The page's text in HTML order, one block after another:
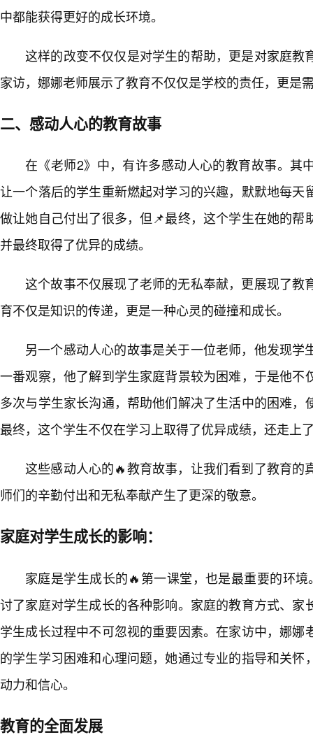
中都能获得更好的成长环境。
这样的改变不仅仅是对学生的帮助，更是对家庭教
家访，娜娜老师展示了教育不仅仅是学校的责任，更是
二、感动人心的教育故事
在《老师2》中，有许多感动人心的教育故事。其
让一个落后的学生重新燃起对学习的兴趣，默默地每天
做让她自己付出了很多，但📌最终，这个学生在她的帮
并最终取得了优异的成绩。
这个故事不仅展现了老师的无私奉献，更展现了教
育不仅是知识的传递，更是一种心灵的碰撞和成长。
另一个感动人心的故事是关于一位老师，他发现学
一番观察，他了解到学生家庭背景较为困难，于是他不
多次与学生家长沟通，帮助他们解决了生活中的困难，
最终，这个学生不仅在学习上取得了优异成绩，还走上
这些感动人心的🔥教育故事，让我们看到了教育的
师们的辛勤付出和无私奉献产生了更深的敬意。
家庭对学生成长的影响：
家庭是学生成长的🔥第一课堂，也是最重要的环
讨了家庭对学生成长的各种影响。家庭的教育方式、家
学生成长过程中不可忽视的重要因素。在家访中，娜娜
的学生学习困难和心理问题，她通过专业的指导和关怀
动力和信心。
教育的全面发展